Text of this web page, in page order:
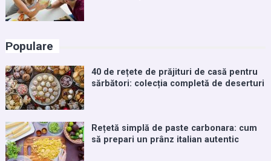
Populare
40 de rețete de prăjituri de casă pentru
sărbători: colecția completă de deserturi
Rețetă simplă de paste carbonara: cum
să prepari un prânz italian autentic